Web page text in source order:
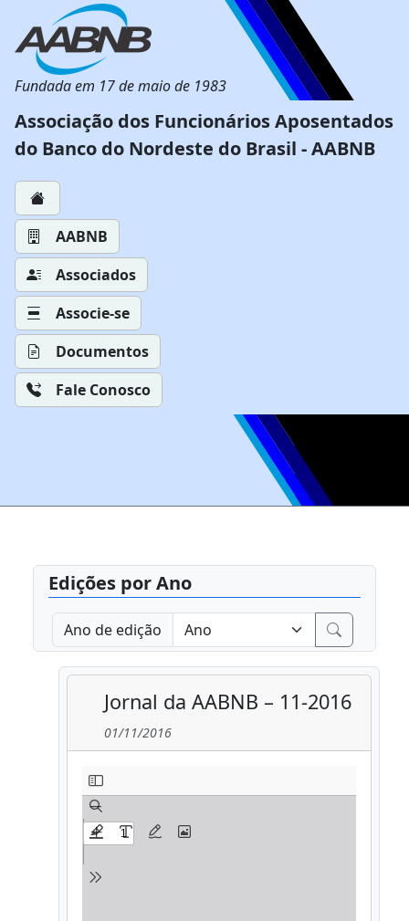
Fundada em 17 de maio de 1983
Associação dos Funcionários Aposentados
do Banco do Nordeste do Brasil - AABNB
AABNB
Associados
Associe-se
Documentos
Fale Conosco
Edições por Ano
Ano de edição
Jornal da AABNB – 11-2016
01/11/2016